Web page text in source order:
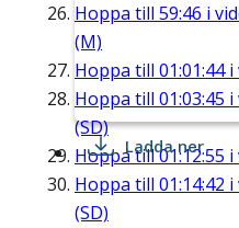
Hoppa till 59:46 i
(M)
Hoppa till 01:01:44i
Hoppa till 01:03:45 i
(SD)
Hoppa till01:12:55 i
Hoppa till 01:14:42 i
(SD)
Ladda ner